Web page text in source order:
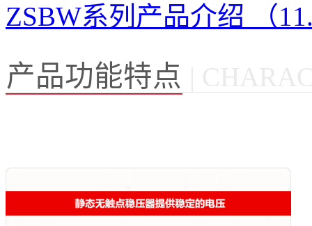
ZSBW系列产品介绍 （
产品功能特点